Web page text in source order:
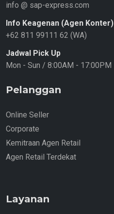
info @ sap-express.com
Info Keagenan (Agen Konter)
+62 811 99111 62 (WA)
Jadwal Pick Up
Mon - Sun / 8:00AM - 17:00PM
Pelanggan
Online Seller
Corporate
Kemitraan Agen Retail
Agen Retail Terdekat
Layanan